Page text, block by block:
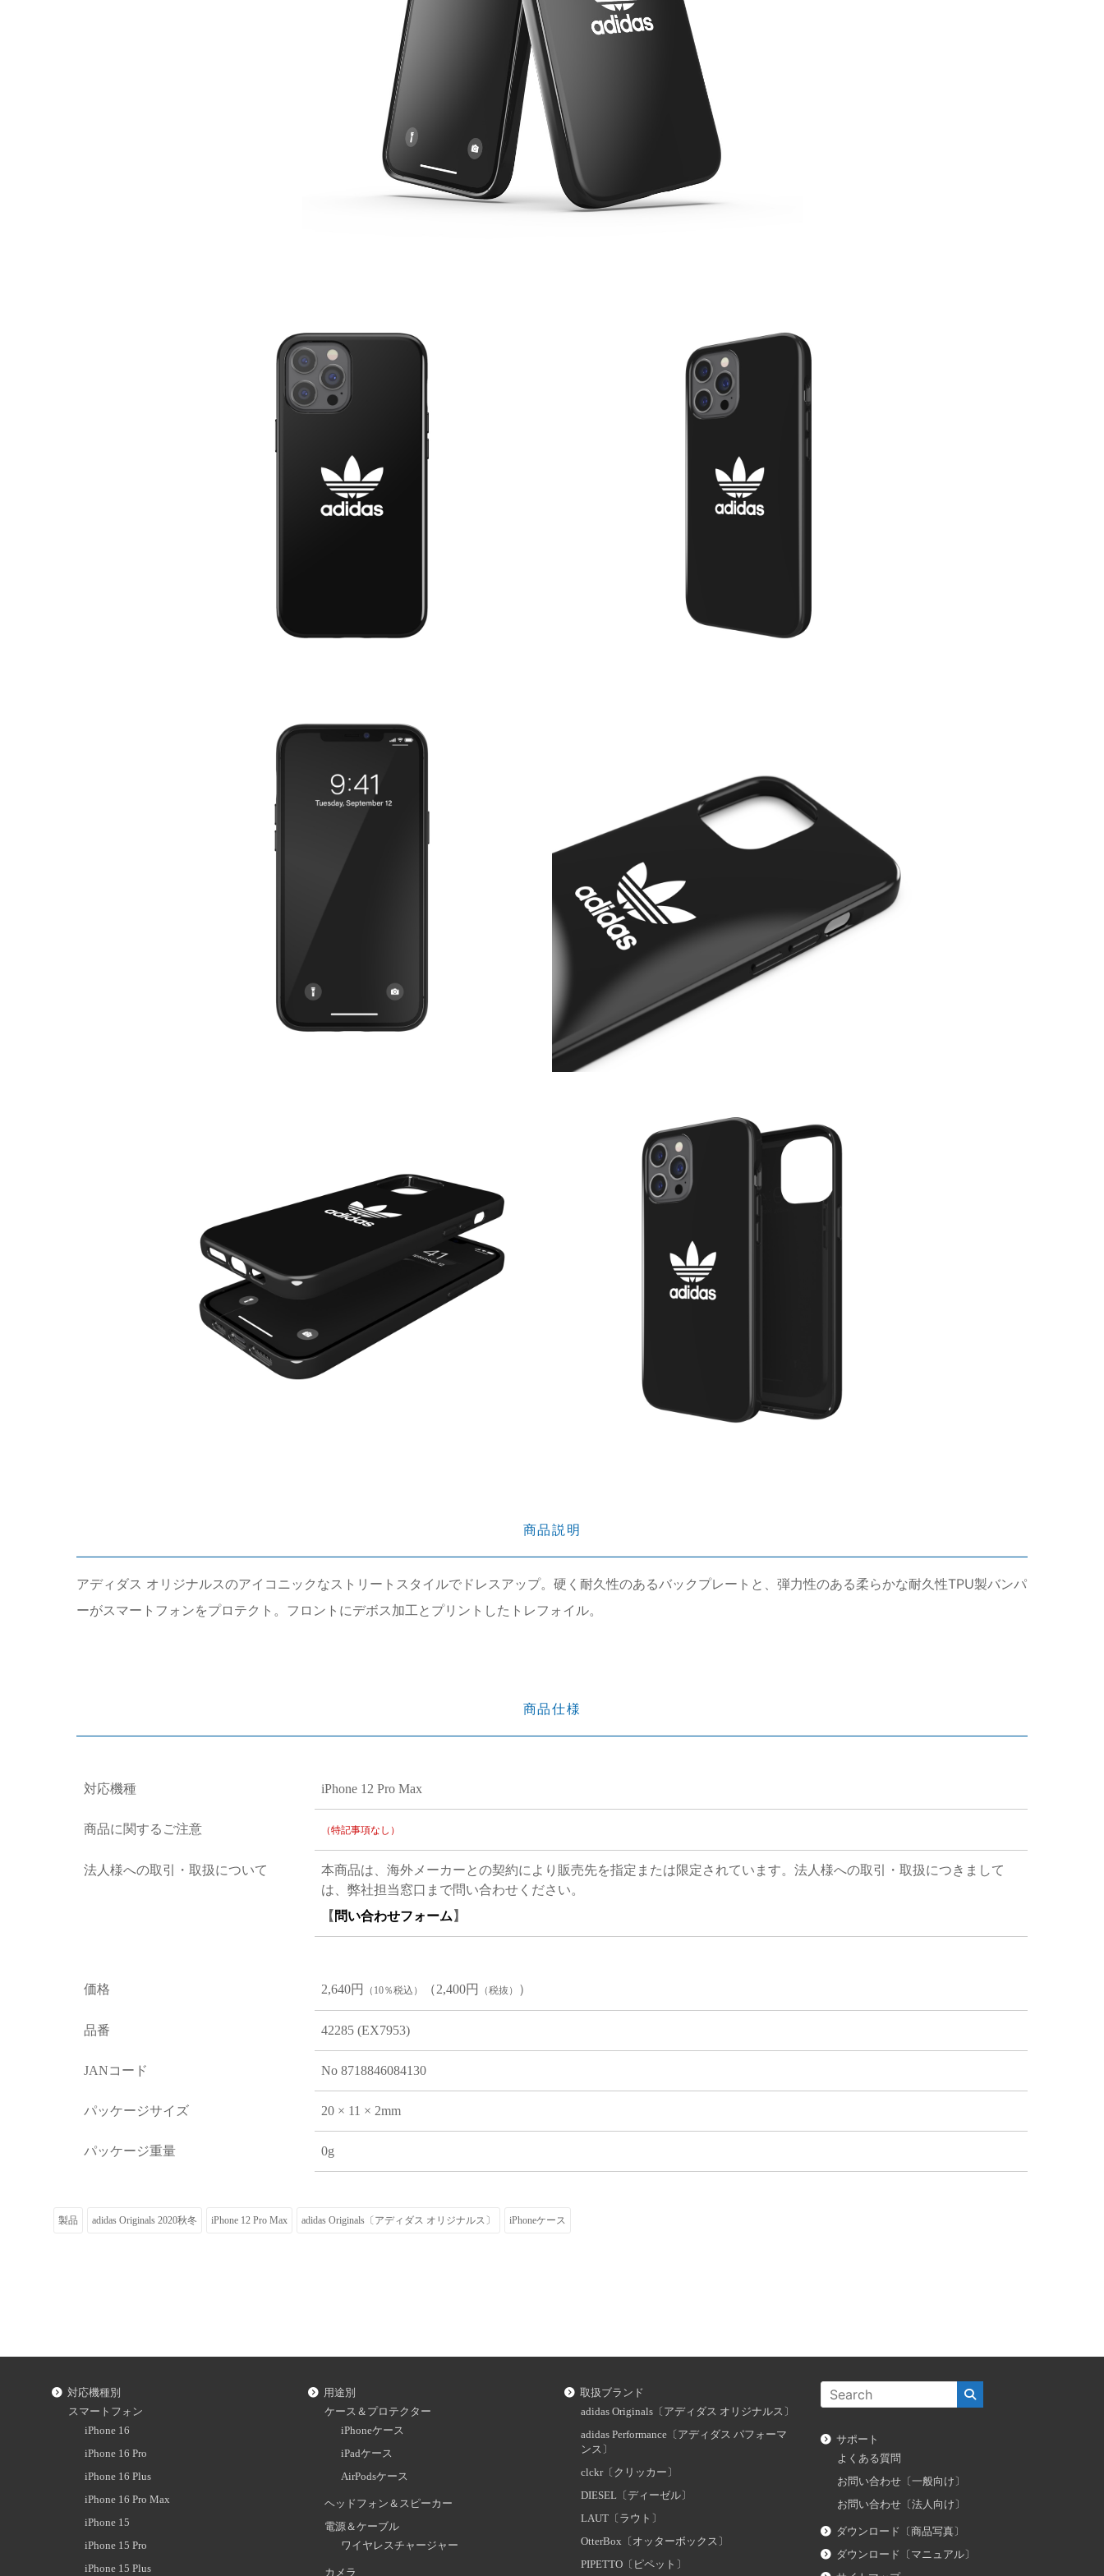
商品説明
アディダス オリジナルスのアイコニックなストリートスタイルでドレスアップ。硬く耐久性のあるバックプレートと、弾力性のある柔らかな耐久性TPU製バンパ
ーがスマートフォンをプロテクト。フロントにデボス加工とプリントしたトレフォイル。
商品仕様
対応機種 iPhone 12 Pro Max
商品に関するご注意 （特記事項なし）
法人様への取引・取扱について
本商品は、海外メーカーとの契約により販売先を指定または限定されています。法人様への取引・取扱につきまして
は、弊社担当窓口まで問い合わせください。
【 問い合わせフォーム 】
価格 2,640円 （10％税込） （2,400円 （税抜） ）
品番 42285 (EX7953)
JANコード No 8718846084130
パッケージサイズ 20 × 11 × 2mm
パッケージ重量 0g
製品 adidas Originals 2020秋冬 iPhone 12 Pro Max adidas Originals〔アディダス オリジナルス〕 iPhoneケース
対応機種別
スマートフォン
iPhone 16
iPhone 16 Pro
iPhone 16 Plus
iPhone 16 Pro Max
iPhone 15
iPhone 15 Pro
iPhone 15 Plus
用途別
ケース＆プロテクター
iPhoneケース
iPadケース
AirPodsケース
ヘッドフォン＆スピーカー
電源＆ケーブル
ワイヤレスチャージャー
カメラ
取扱ブランド
adidas Originals〔アディダス オリジナルス〕
adidas Performance〔アディダス パフォーマ
ンス〕
clckr〔クリッカー〕
DIESEL〔ディーゼル〕
LAUT〔ラウト〕
OtterBox〔オッターボックス〕
PIPETTO〔ピペット〕
サポート
よくある質問
お問い合わせ〔一般向け〕
お問い合わせ〔法人向け〕
ダウンロード〔商品写真〕
ダウンロード〔マニュアル〕